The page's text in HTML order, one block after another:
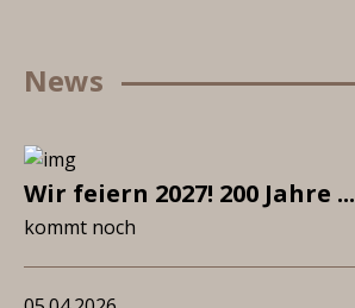
News
Wir feiern 2027! 200 Jahre ...
kommt noch